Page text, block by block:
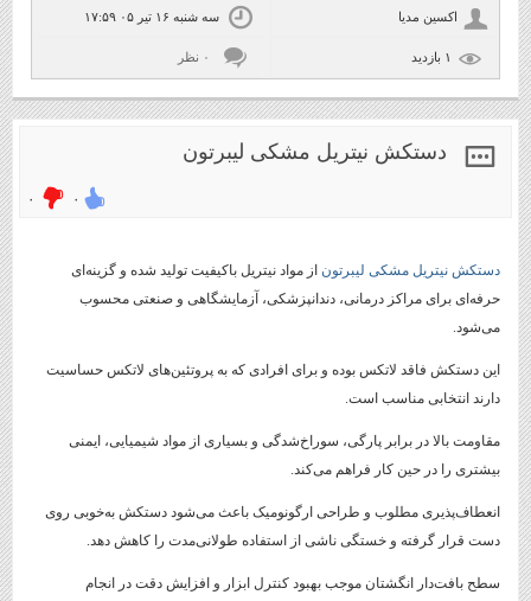
اکسین مدیا سه شنبه ۱۶ تیر ۰۵ ۱۷:۵۹
۰ نظر
دستکش نیتریل مشکی لیبرتون
۰ ۰
دستکش نیتریل مشکی لیبرتون از مواد نیتریل باکیفیت تولید شده و گزینه‌ای
حرفه‌ای برای مراکز درمانی، دندانپزشکی، آزمایشگاهی و صنعتی محسوب
می‌شود.
این دستکش فاقد لاتکس بوده و برای افرادی که به پروتئین‌های لاتکس حساسیت
دارند انتخابی مناسب است.
مقاومت بالا در برابر پارگی، سوراخ‌شدگی و بسیاری از مواد شیمیایی، ایمنی
بیشتری را در حین کار فراهم می‌کند.
انعطاف‌پذیری مطلوب و طراحی ارگونومیک باعث می‌شود دستکش به‌خوبی روی
دست قرار گرفته و خستگی ناشی از استفاده طولانی‌مدت را کاهش دهد.
سطح بافت‌دار انگشتان موجب بهبود کنترل ابزار و افزایش دقت در انجام